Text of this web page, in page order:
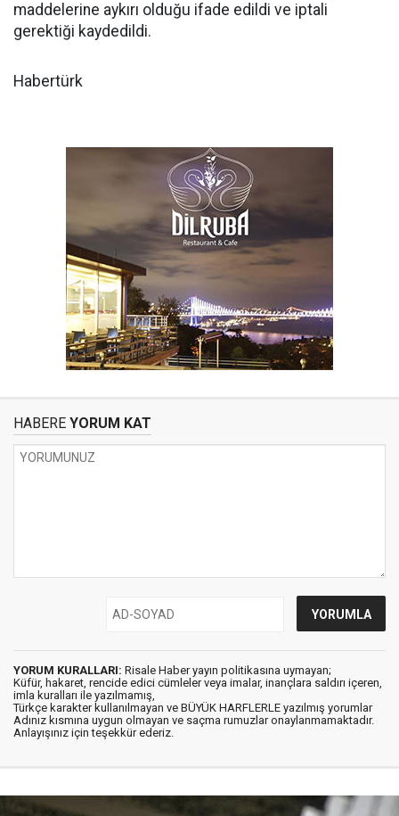
maddelerine aykırı olduğu ifade edildi ve iptali
gerektiği kaydedildi.
Habertürk
HABERE YORUM KAT
YORUM KURALLARI: Risale Haber yayın politikasına uymayan;
Küfür, hakaret, rencide edici cümleler veya imalar, inançlara saldırı içeren,
imla kuralları ile yazılmamış,
Türkçe karakter kullanılmayan ve BÜYÜK HARFLERLE yazılmış yorumlar
Adınız kısmına uygun olmayan ve saçma rumuzlar onaylanmamaktadır.
Anlayışınız için teşekkür ederiz.